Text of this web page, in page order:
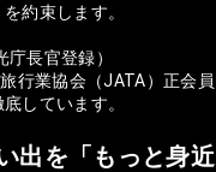
約束します。
長官登録）
行業協会（JATA）正会員
しています。
出を「もっと身近